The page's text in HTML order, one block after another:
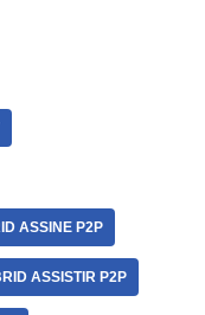
ASSINE P2P
ASSISTIR P2P